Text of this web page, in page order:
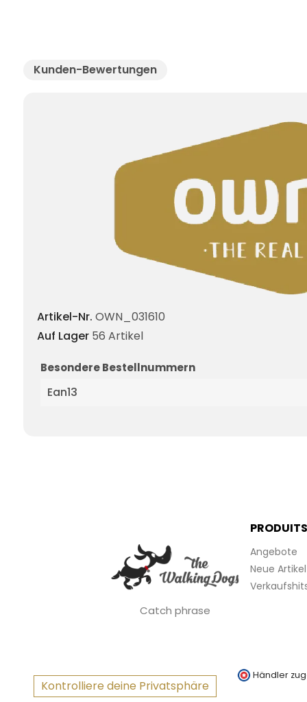
Kunden-Bewertungen
Artikel-Nr. OWN_031610
Auf Lager 56 Artikel
Besondere Bestellnummern
Ean13
Catch phrase
PRODUITS
Angebote
Neue Artikel
Kontrolliere deine Privatsphäre
Händler